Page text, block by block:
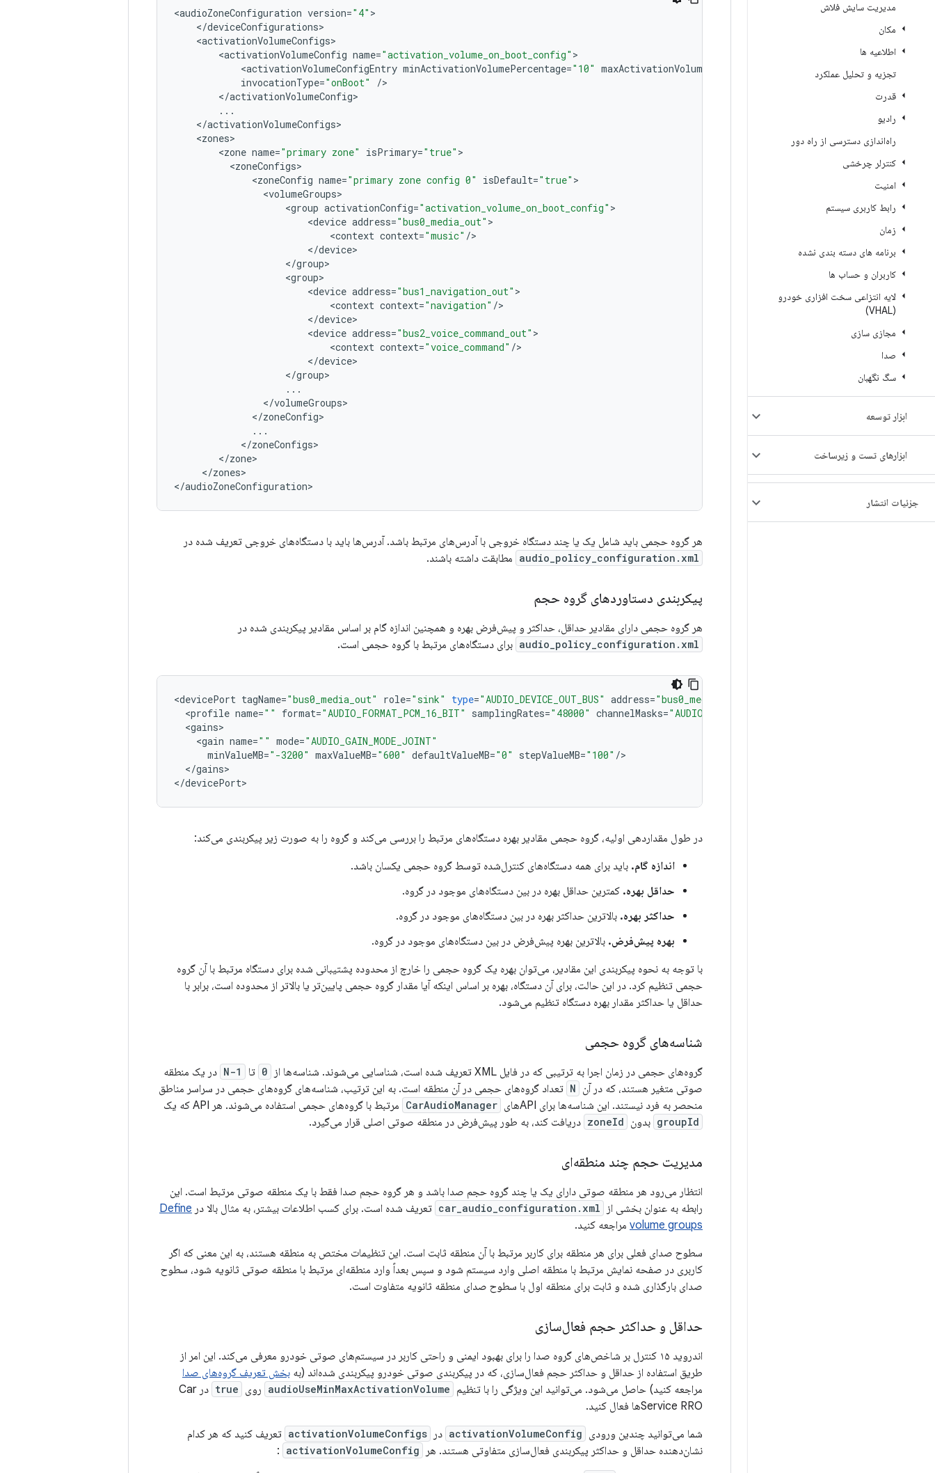
مدیریت سایش فلاش
مکان
اطلاعیه ها
تجزیه و تحلیل عملکرد
قدرت
رادیو
راه‌اندازی دسترسی از راه دور
کنترلر چرخشی
امنیت
رابط کاربری سیستم
زمان
برنامه های دسته بندی نشده
کاربران و حساب ها
لایه انتزاعی سخت افزاری خودرو
(VHAL)
مجازی سازی
صدا
سگ نگهبان
ابزار توسعه
ابزارهای تست و زیرساخت
جزئیات انتشار
<audioZoneConfiguration version="4"
</deviceConfigurations
<activationVolumeConfigs
<activationVolumeConfig name="activation_volume_on_boot_config"
<activationVolumeConfigEntry minActivationVolumePercentage="10" maxActivationVolumePercentage
invocationType="onBoot" /
</activationVolumeConfig
...
</activationVolumeConfigs
<zones
<zone name="primary zone" isPrimary="true"
<zoneConfigs
<zoneConfig name="primary zone config 0" isDefault="true"
<volumeGroups
<group activationConfig="activation_volume_on_boot_config"
<device address="bus0_media_out"
<context context="music" /
</device
</group
<group
<device address="bus1_navigation_out"
<context context="navigation" /
</device
<device address="bus2_voice_command_out"
<context context="voice_command" /
</device
</group
...
</volumeGroups
</zoneConfig
...
</zoneConfigs
</zone
</zones>
</audioZoneConfiguration
هر گروه حجمی باید شامل یک یا چند دستگاه خروجی با آدرس‌های مرتبط باشد. آدرس‌ها باید با دستگاه‌های خروجی تعریف شده در
audio_policy_configuration.xml مطابقت داشته باشند.
پیکربندی دستاوردهای گروه حجم
هر گروه حجمی دارای مقادیر حداقل، حداکثر و پیش‌فرض بهره و همچنین اندازه گام بر اساس مقادیر پیکربندی شده در
audio_policy_configuration.xml برای دستگاه‌های مرتبط با گروه حجمی است.
<devicePort tagName="bus0_media_out" role="sink" type="AUDIO_DEVICE_OUT_BUS" address="bus0_media_out"
<profile name="" format="AUDIO_FORMAT_PCM_16_BIT" samplingRates="48000" channelMasks="AUDIO_CHANNEL_OUT_STEREO"
<gains
<gain name="" mode="AUDIO_GAIN_MODE_JOINT"
minValueMB="-3200" maxValueMB="600" defaultValueMB="0" stepValueMB="100" /
</gains>
</devicePort
در طول مقداردهی اولیه، گروه حجمی مقادیر بهره دستگاه‌های مرتبط را بررسی می‌کند و گروه را به صورت زیر پیکربندی می‌کند:
اندازه گام. باید برای همه دستگاه‌های کنترل‌شده توسط گروه حجمی یکسان باشد.
حداقل بهره. کمترین حداقل بهره در بین دستگاه‌های موجود در گروه.
حداکثر بهره. بالاترین حداکثر بهره در بین دستگاه‌های موجود در گروه.
بهره پیش‌فرض. بالاترین بهره پیش‌فرض در بین دستگاه‌های موجود در گروه.
با توجه به نحوه پیکربندی این مقادیر، می‌توان بهره یک گروه حجمی را خارج از محدوده پشتیبانی شده برای دستگاه مرتبط با آن گروه
حجمی تنظیم کرد. در این حالت، برای آن دستگاه، بهره بر اساس اینکه آیا مقدار گروه حجمی پایین‌تر یا بالاتر از محدوده است، برابر با
حداقل یا حداکثر مقدار بهره دستگاه تنظیم می‌شود.
شناسه‌های گروه حجمی
گروه‌های حجمی در زمان اجرا به ترتیبی که در فایل XML تعریف شده است، شناسایی می‌شوند. شناسه‌ها از 0 تا N-1 در یک منطقه
صوتی متغیر هستند، که در آن N تعداد گروه‌های حجمی در آن منطقه است. به این ترتیب، شناسه‌های گروه‌های حجمی در سراسر مناطق
منحصر به فرد نیستند. این شناسه‌ها برای APIهای
CarAudioManager مرتبط با گروه‌های حجمی استفاده می‌شوند. هر API که یک
groupId بدون zoneId دریافت کند، به طور پیش‌فرض در منطقه صوتی اصلی قرار می‌گیرد.
مدیریت حجم چند منطقه‌ای
انتظار می‌رود هر منطقه صوتی دارای یک یا چند گروه حجم صدا باشد و هر گروه حجم صدا فقط با یک منطقه صوتی مرتبط است. این
رابطه به عنوان بخشی از
car_audio_configuration.xml تعریف شده است. برای کسب اطلاعات بیشتر، به مثال بالا در Define
volume groups مراجعه کنید.
سطوح صدای فعلی برای هر منطقه برای کاربر مرتبط با آن منطقه ثابت است. این تنظیمات مختص به منطقه هستند، به این معنی که اگر
کاربری در صفحه نمایش مرتبط با منطقه اصلی وارد سیستم شود و سپس بعداً وارد منطقه‌ای مرتبط با منطقه صوتی ثانویه شود، سطوح
صدای بارگذاری شده و ثابت برای منطقه اول با سطوح صدای منطقه ثانویه متفاوت است.
حداقل و حداکثر حجم فعال‌سازی
اندروید ۱۵ کنترل بر شاخص‌های گروه صدا را برای بهبود ایمنی و راحتی کاربر در سیستم‌های صوتی خودرو معرفی می‌کند. این امر از
طریق استفاده از حداقل و حداکثر حجم فعال‌سازی، که در پیکربندی صوتی خودرو پیکربندی شده‌اند (به بخش تعریف گروه‌های صدا
مراجعه کنید) حاصل می‌شود. می‌توانید این ویژگی را با تنظیم audioUseMinMaxActivationVolume روی true
در Car
Service RROها فعال کنید.
شما می‌توانید چندین ورودی activationVolumeConfig در activationVolumeConfigs تعریف کنید که هر کدام
نشان‌دهنده حداقل و حداکثر پیکربندی فعال‌سازی متفاوتی هستند. هر
activationVolumeConfig
: